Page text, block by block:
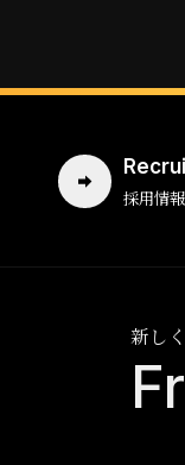
採用情報
新し